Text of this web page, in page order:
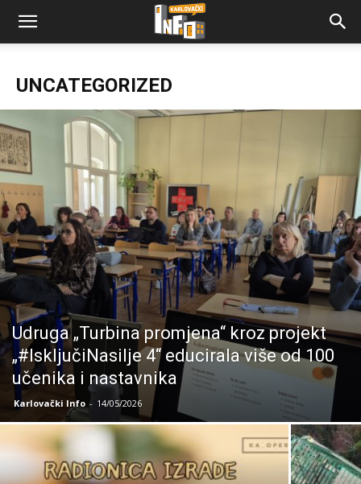
UNCATEGORIZED
Udruga „Turbina promjena“ kroz projekt
„#IsključiNasilje 4“ educirala više od 100
učenika i nastavnika
Karlovački Info - 14/05/2026